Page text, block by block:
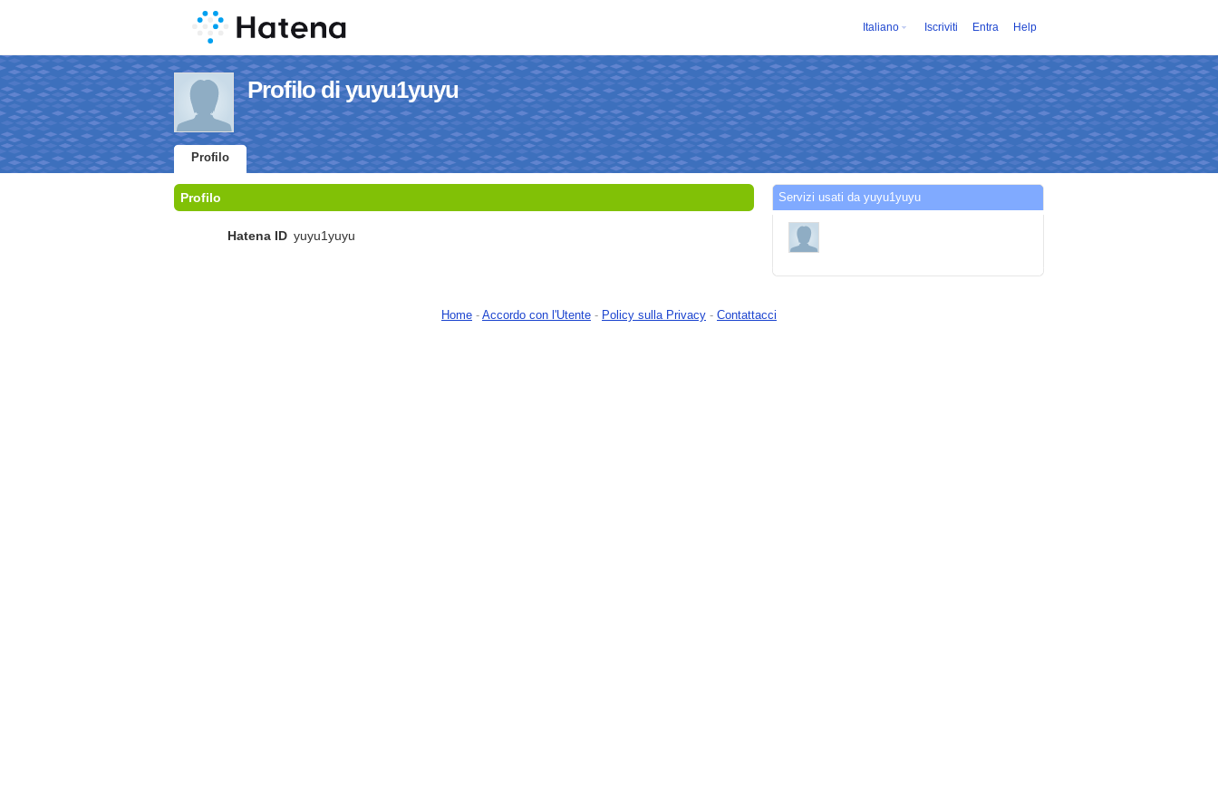
Italiano Iscriviti Entra Help
Profilo di yuyu1yuyu
Profilo
Profilo
Hatena ID yuyu1yuyu
Servizi usati da yuyu1yuyu
Home - Accordo con l'Utente - Policy sulla Privacy - Contattacci